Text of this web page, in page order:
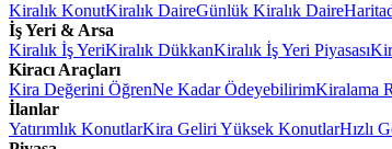
Kiralık KonutKiralık DaireGünlük Kiralık Daire
İş Yeri & Arsa
Kiralık İş YeriKiralık DükkanKiralık İş Yeri Piyasası
Kiracı Araçları
Kira Değerini ÖğrenNe Kadar ÖdeyebilirimKiralama
İlanlar
Yatırımlık KonutlarKira Geliri Yüksek KonutlarHızlı